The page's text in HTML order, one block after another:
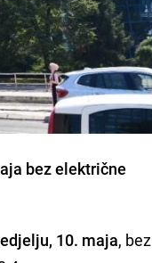
bez električne
10. maja, bez